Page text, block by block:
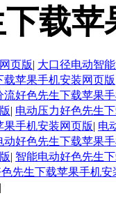
载
页版| 大口径电动智
苹果手机安装网页版
流好色先生下载苹果
| 电动压力好色先生
手机安装网页版| 电
动好色先生下载苹果
| 智能电动好色先生
先生下载苹果手机安
|